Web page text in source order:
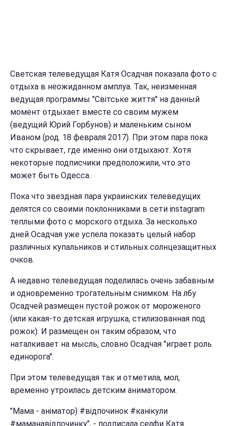
Светская телеведущая Катя Осадчая показала фото с
отдыха в неожиданном амплуа. Так, неизменная
ведущая программы "Світське життя" на данный
момент отдыхает вместе со своим мужем
(ведущий Юрий Горбунов) и маленьким сыном
Иваном (род. 18 февраля 2017). При этом пара пока
что скрывает, где именно они отдыхают. Хотя
некоторые подписчики предположили, что это
может быть Одесса.
Пока что звездная пара украинских телеведущих
делятся со своими поклонниками в сети instagram
теплыми фото с морского отдыха. За несколько
дней Осадчая уже успела показать целый набор
различных купальников и стильных солнцезащитных
очков.
А недавно телеведущая поделилась очень забавным
и одновременно трогательным снимком. На лбу
Осадчей размещен пустой рожок от мороженого
(или какая-то детская игрушка, стилизованная под
рожок). И размещен он таким образом, что
наталкивает на мысль, словно Осадчая "играет роль
единорога".
При этом телеведущая так и отметила, мол,
временно утроилась детским аниматором.
"Мама - аніматор) #відпочинок #канікули
#маманавідпочинку", - подписала селфи Катя